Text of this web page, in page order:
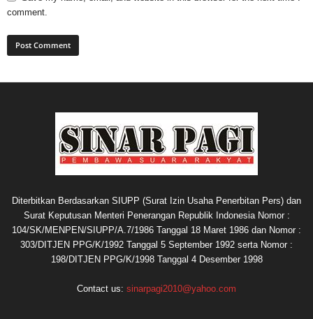
comment.
Diterbitkan Berdasarkan SIUPP (Surat Izin Usaha Penerbitan Pers) dan
Surat Keputusan Menteri Penerangan Republik Indonesia Nomor :
104/SK/MENPEN/SIUPP/A.7/1986 Tanggal 18 Maret 1986 dan Nomor :
303/DITJEN PPG/K/1992 Tanggal 5 September 1992 serta Nomor :
198/DITJEN PPG/K/1998 Tanggal 4 Desember 1998
Contact us: sinarpagi2010@yahoo.com